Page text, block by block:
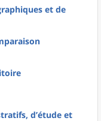
et de
d’étude et